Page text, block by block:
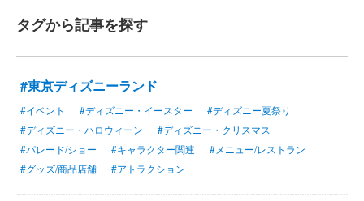
タグから記事を探す
#東京ディズニーランド
#イベント #ディズニー・イースター
#ディズニー夏祭り
#ディズニー・ハロウィーン
#ディズニー・クリスマス
#パレード/ショー
#キャラクター関連
#メニュー/レストラン
#グッズ/商品店舗
#アトラクション